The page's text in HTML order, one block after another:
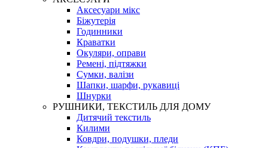
Аксесуари мікс
Біжутерія
Годинники
Краватки
Окуляри, оправи
Ремені, підтяжки
Сумки, валізи
Шапки, шарфи, рукавиці
Шнурки
РУШНИКИ, ТЕКСТИЛЬ ДЛЯ ДОМУ
Дитячий текстиль
Килими
Ковдри, подушки, пледи